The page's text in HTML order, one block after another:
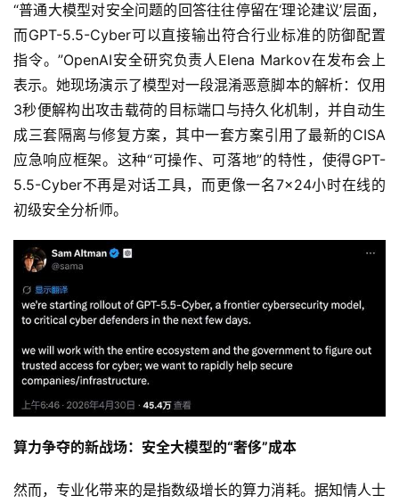
“普通大模型对安全问题的回答往往停留在‘理论建议’层面，
而GPT-5.5-Cyber可以直接输出符合行业标准的防御配置
指令。”OpenAI安全研究负责人Elena Markov在发布会上
表示。她现场演示了模型对一段混淆恶意脚本的解析：仅用
3秒便解构出攻击载荷的目标端口与持久化机制，并自动生
成三套隔离与修复方案，其中一套方案引用了最新的CISA
应急响应框架。这种“可操作、可落地”的特性，使得GPT-
5.5-Cyber不再是对话工具，而更像一名7×24小时在线的
初级安全分析师。
算力争夺的新战场：安全大模型的“奢侈”成本
然而，专业化带来的是指数级增长的算力消耗。据知情人士